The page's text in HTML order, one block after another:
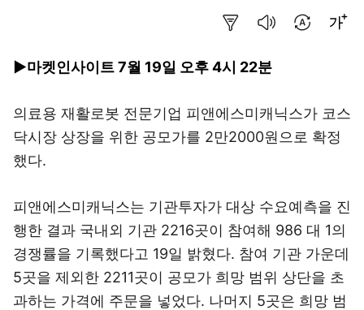
▶마켓인사이트7월 19일 오후 4시 22분
의료용 재활로봇 전문기업 피앤에스미캐닉스가 코스
닥시장 상장을 위한 공모가를 2만2000원으로 확정
했다.
피앤에스미캐닉스는 기관투자가 대상 수요예측을 진
행한 결과 국내외 기관 2216곳이 참여해 986 대 1의
경쟁률을 기록했다고 19일 밝혔다. 참여 기관 가운데
5곳을 제외한 2211곳이 공모가 희망 범위 상단을 초
과하는 가격에 주문을 넣었다. 나머지 5곳은 희망 범